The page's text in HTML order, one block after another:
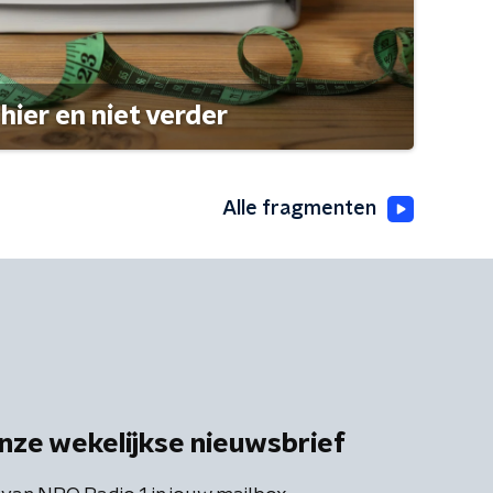
en niet verder
Alle fragmenten
wekelijkse nieuwsbrief